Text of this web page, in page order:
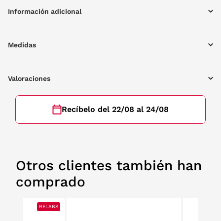
Información adicional
Medidas
Valoraciones
Recíbelo del 22/08 al 24/08
Otros clientes también han
comprado
RELABS
RELABS